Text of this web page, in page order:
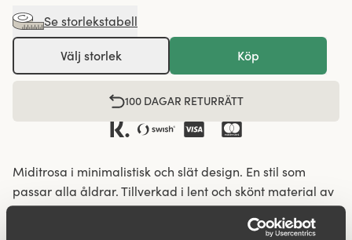
Se storlekstabell
Välj storlek Köp
100 DAGAR RETURRÄTT
Miditrosa i minimalistisk och slät design. En stil som
passar alla åldrar. Tillverkad i lent och skönt material av
återvunnen textilfiber. Modellen har hög midja och
normalhög benskärning. Trosan håller sig på plats och